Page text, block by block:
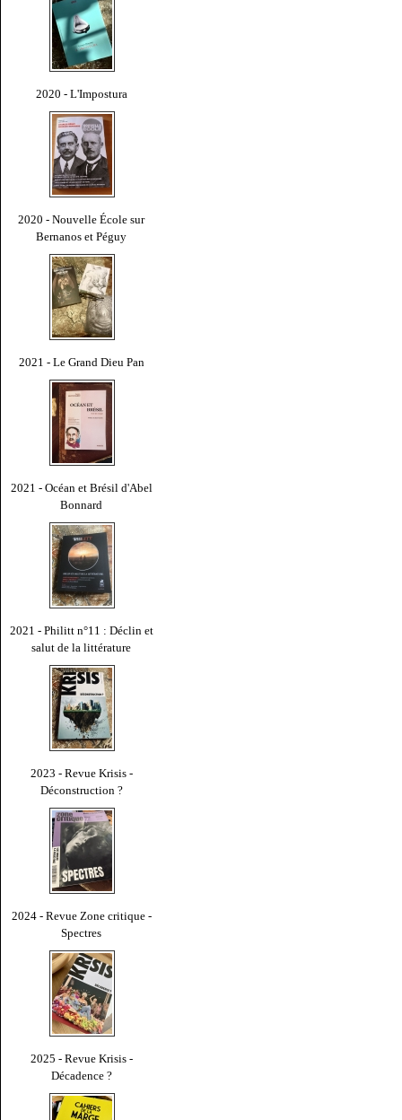
2020 - L'Impostura
2020 - Nouvelle École sur
Bernanos et Péguy
2021 - Le Grand Dieu Pan
2021 - Océan et Brésil d'Abel
Bonnard
2021 - Philitt n°11 : Déclin et
salut de la littérature
2023 - Revue Krisis -
Déconstruction ?
2024 - Revue Zone critique -
Spectres
2025 - Revue Krisis -
Décadence ?